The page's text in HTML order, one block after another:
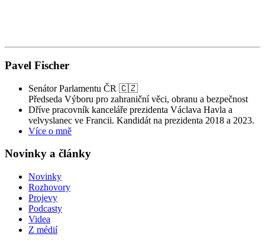
Pavel Fischer
Senátor Parlamentu ČR 🇨🇿
Předseda Výboru pro zahraniční věci, obranu a bezpečnost
Dříve pracovník kanceláře prezidenta Václava Havla a
velvyslanec ve Francii. Kandidát na prezidenta 2018 a 2023.
Více o mně
Novinky a články
Novinky
Rozhovory
Projevy
Podcasty
Videa
Z médií